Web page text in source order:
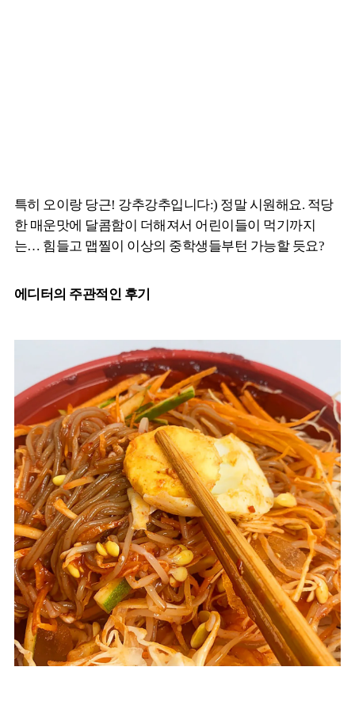
특히 오이랑 당근! 강추강추입니다:) 정말 시원해요. 적당
한 매운맛에 달콤함이 더해져서 어린이들이 먹기까지
는… 힘들고 맵찔이 이상의 중학생들부턴 가능할 듯요?
에디터의 주관적인 후기